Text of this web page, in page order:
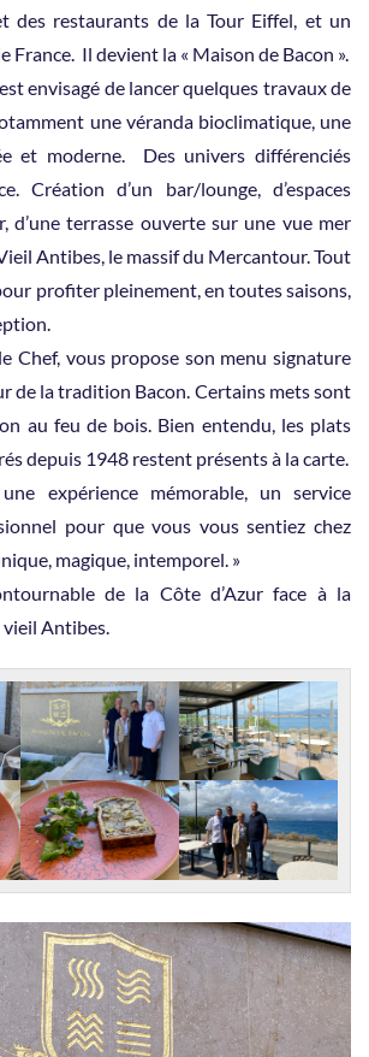
des restaurants de la Tour Eiffel, et un
France. Il devient la « Maison de Bacon ».
envisagé de lancer quelques travaux de
une véranda bioclimatique, une
et moderne. Des univers différenciés
Création d’un bar/lounge, d’espaces
d’une terrasse ouverte sur une vue mer
Antibes, le massif du Mercantour. Tout
profiter pleinement, en toutes saisons,
Chef, vous propose son menu signature
de la tradition Bacon. Certains mets sont
au feu de bois. Bien entendu, les plats
depuis 1948 restent présents à la carte.
expérience mémorable, un service
pour que vous vous sentiez chez
magique, intemporel. »
de la Côte d’Azur face à la
vieil Antibes.